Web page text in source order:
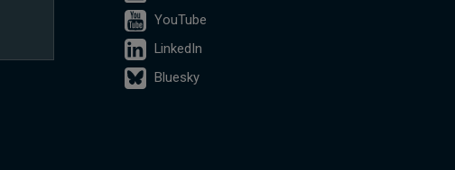
YouTube
LinkedIn
Bluesky